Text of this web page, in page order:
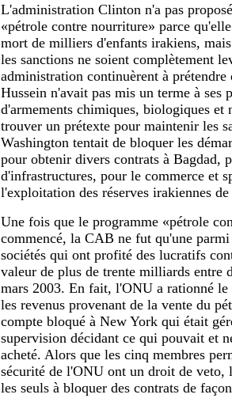
L'administration Clinton n'a pas
«pétrole contre nourriture» parce
mort de milliers d'enfants irakiens,
les sanctions ne soient complètement
administration continuèrent à prétendre
Hussein n'avait pas mis un terme à ses
d'armements chimiques, biologiques et
trouver un prétexte pour maintenir les
Washington tentait de bloquer les
pour obtenir divers contrats à Bagdad,
d'infrastructures, pour le commerce et
l'exploitation des réserves irakiennes
Une fois que le programme «pétrole
commencé, la CAB ne fut qu'une parmi
sociétés qui ont profité des lucratifs
valeur de plus de trente milliards entre
mars 2003. En fait, l'ONU a rationné le
les revenus provenant de la vente du
compte bloqué à New York qui était
supervision décidant ce qui pouvait et
acheté. Alors que les cinq membres
sécurité de l'ONU ont un droit de veto,
les seuls à bloquer des contrats de